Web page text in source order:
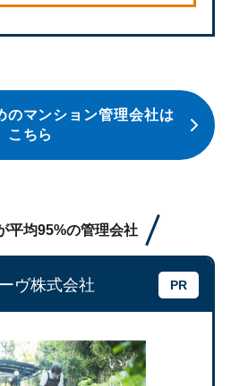
のマンション管理会社は
こちら
平均95%の管理会社
ヴ株式会社